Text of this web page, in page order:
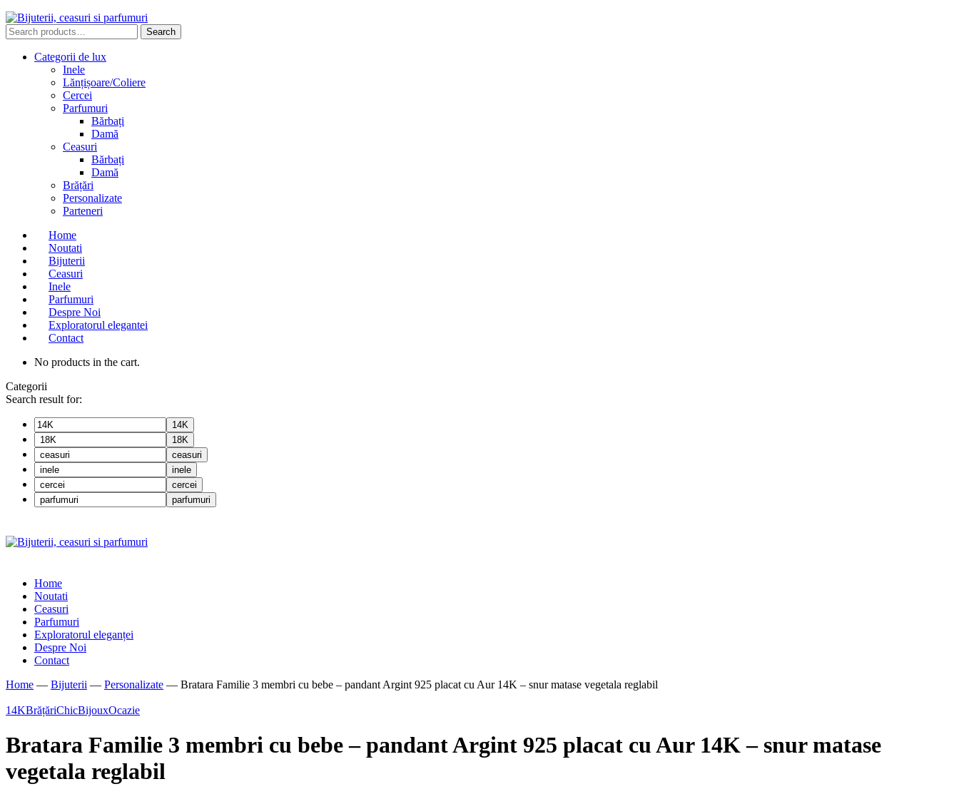
Search
for:
Search
Categorii de lux
Inele
Lănțișoare/Coliere
Cercei
Parfumuri
Bărbați
Damă
Ceasuri
Bărbați
Damă
Brățări
Personalizate
Parteneri
Home
Noutati
Bijuterii
Ceasuri
Inele
Parfumuri
Despre Noi
Exploratorul elegantei
Contact
No products in the cart.
Categorii
Search result for:
14K
18K
ceasuri
inele
cercei
parfumuri
Home
Noutati
Ceasuri
Parfumuri
Exploratorul eleganței
Despre Noi
Contact
Home — Bijuterii — Personalizate — Bratara Familie 3 membri cu bebe – pandant Argint 925 placat cu Aur 14K – snur matase vegetala reglabil
14KBrățăriChicBijouxOcazie
Bratara Familie 3 membri cu bebe – pandant Argint 925 placat cu Aur 14K – snur matase
vegetala reglabil